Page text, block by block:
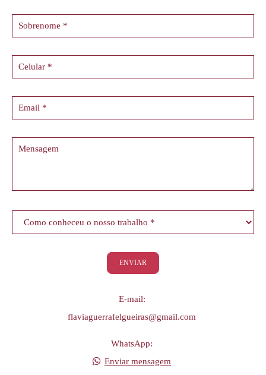
ENVIAR
E-mail:
flaviaguerrafelgueiras@gmail.com
WhatsApp:
Enviar mensagem